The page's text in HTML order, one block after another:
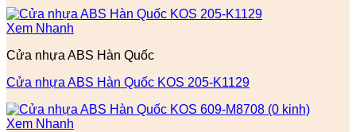
Xem Nhanh
Cửa nhựa ABS Hàn Quốc
Cửa nhựa ABS Hàn Quốc KOS 205-K1129
Xem Nhanh